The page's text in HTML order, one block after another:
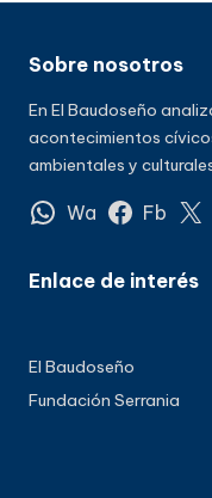
Sobre nosotros
En El Baudoseño
acontecimientos
ambientales y
Wa Fb
Enlace de interés
El Baudoseño
Fundación Serrania